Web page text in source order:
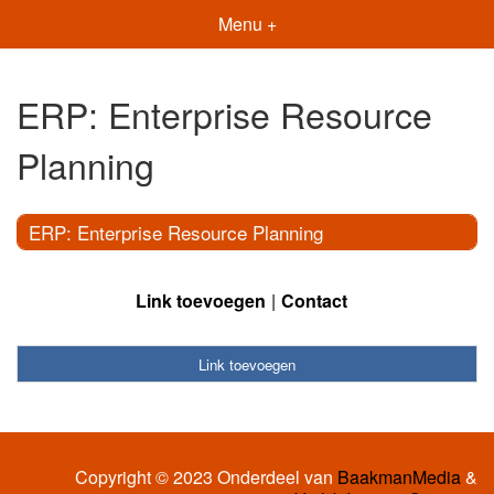
Menu +
ERP: Enterprise Resource
Planning
ERP: Enterprise Resource Planning
Link toevoegen Contact
Link toevoegen
Copyright © 2023 Onderdeel van BaakmanMedia&